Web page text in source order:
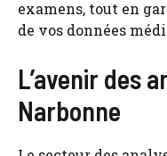
examens, tout en
de vos données
L’avenir des
Narbonne